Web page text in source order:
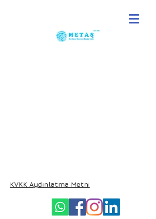
KVKK Aydınlatma Metni